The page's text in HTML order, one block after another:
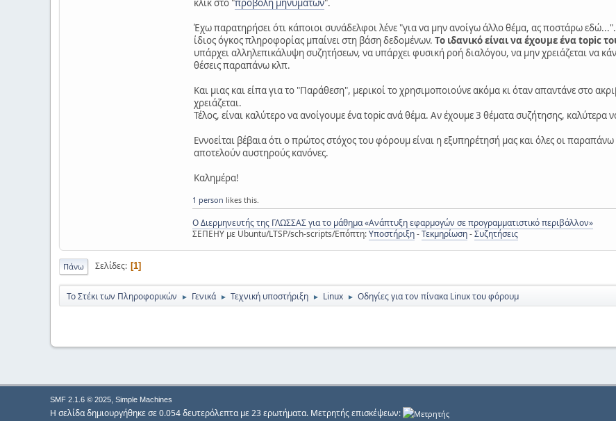
Έχω παρατηρήσει ότι κάποιοι συνάδελφοι λένε "για να μην ανοίγω άλλο θέμα, ας ποστάρω
ίδιος όγκος πληροφορίας μπαίνει στη βάση δεδομένων. Το ιδανικό είναι να έχουμε ένα topic
υπάρχει αλληλεπικάλυψη συζητήσεων, να υπάρχει φυσική ροή διαλόγου, να μην χρειάζεται να
θέσεις παραπάνω κλπ.
Και μιας και είπα για το "Παράθεση", μερικοί το χρησιμοποιούνε ακόμα κι όταν απαντάνε στο
χρειάζεται.
Τέλος, είναι καλύτερο να ανοίγουμε ένα topic ανά θέμα. Αν έχουμε 3 θέματα συζήτησης, καλύτερα
Εννοείται βέβαια ότι ο πρώτος στόχος του φόρουμ είναι η εξυπηρέτησή μας και όλες οι
αποτελούν αυστηρούς κανόνες.
Καλημέρα!
1 person likes this.
Ο Διερμηνευτής της ΓΛΩΣΣΑΣ για το μάθημα «Ανάπτυξη εφαρμογών σε προγραμματιστικό περιβάλλον»
ΣΕΠΕΗΥ με Ubuntu/LTSP/sch-scripts/Επόπτη:Υποστήριξη-Τεκμηρίωση-Συζητήσεις
Πάνω Σελίδες 1
Το Στέκι των Πληροφορικών ► Γενικά ► Τεχνική υποστήριξη ► Linux ► Οδηγίες για τον πίνακα Linux του φόρουμ
SMF 2.1.6 © 2025, Simple Machines
Η σελίδα δημιουργήθηκε σε 0.054 δευτερόλεπτα με 23 ερωτήματα. Μετρητής επισκέψεων: